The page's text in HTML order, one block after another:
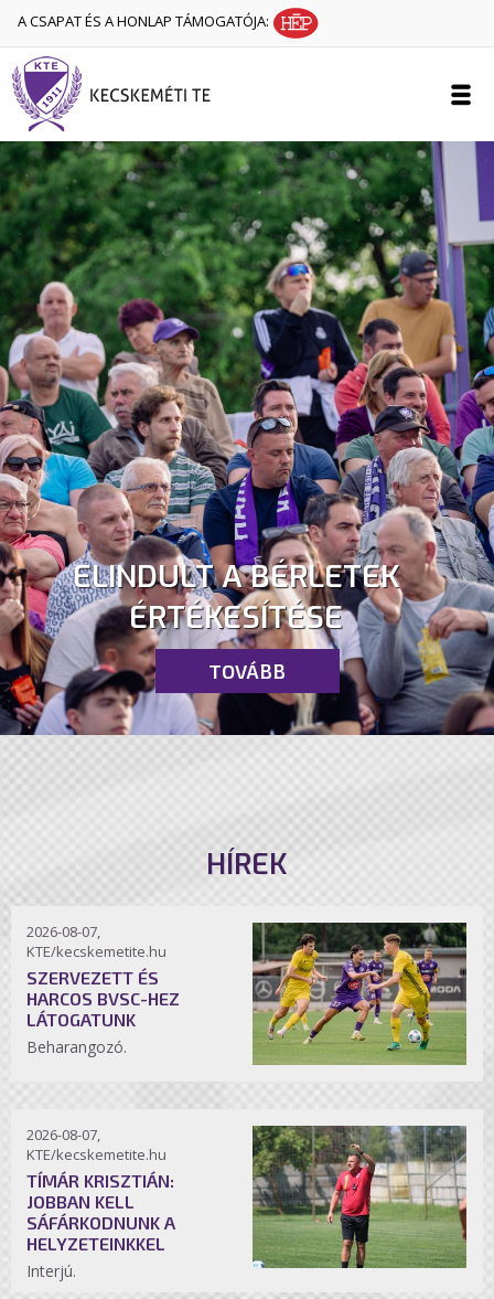
A CSAPAT ÉS A HONLAP TÁMOGATÓJA:
ELINDULT A BÉRLETEK
ÉRTÉKESÍTÉSE
TOVÁBB
HÍREK
2026-08-07,
KTE/kecskemetite.hu
SZERVEZETT ÉS
HARCOS BVSC-HEZ
LÁTOGATUNK
Beharangozó.
2026-08-07,
KTE/kecskemetite.hu
TÍMÁR KRISZTIÁN:
JOBBAN KELL
SÁFÁRKODNUNK A
HELYZETEINKKEL
Interjú.